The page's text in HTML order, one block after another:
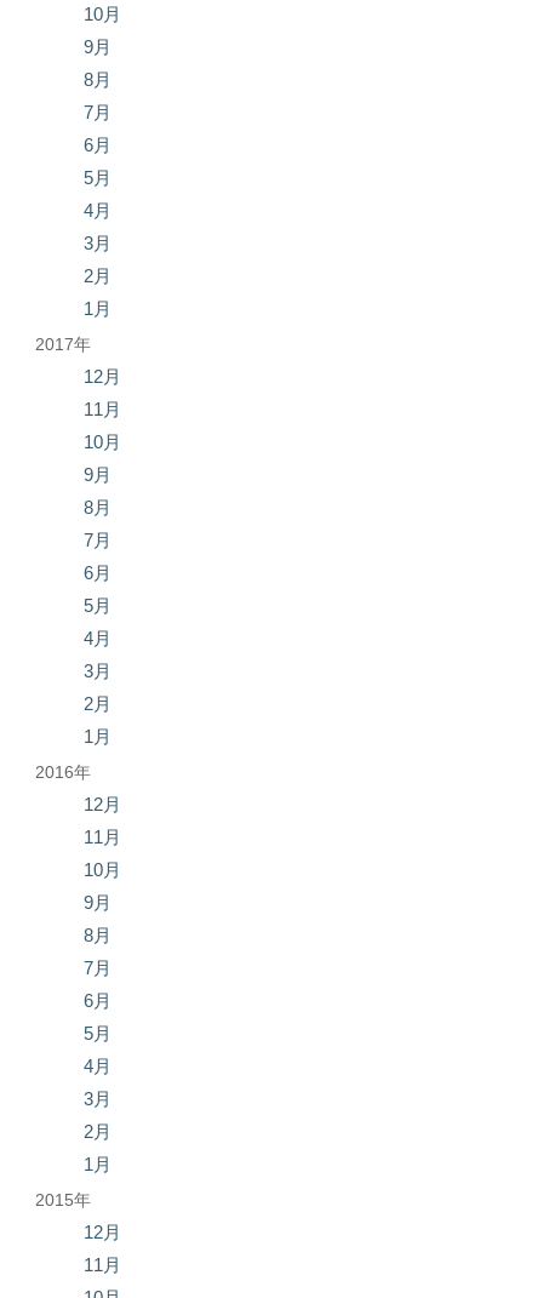
10月
9月
8月
7月
6月
5月
4月
3月
2月
1月
2017年
12月
11月
10月
9月
8月
7月
6月
5月
4月
3月
2月
1月
2016年
12月
11月
10月
9月
8月
7月
6月
5月
4月
3月
2月
1月
2015年
12月
11月